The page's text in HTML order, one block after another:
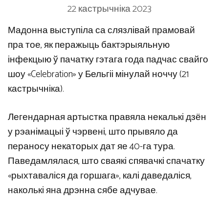
22 кастрычніка 2023
Мадонна выступіла са слязлівай прамовай
пра тое, як перажыць бактэрыяльную
інфекцыю ў пачатку гэтага года падчас свайго
шоу «Celebration» у Бельгіі мінулай ноччу (21
кастрычніка).
Легендарная артыстка правяла некалькі дзён
у рэанімацыі ў чэрвені, што прывяло да
пераносу некаторых дат яе 40-га тура.
Паведамлялася, што сваякі спявачкі спачатку
«рыхтаваліся да горшага», калі даведаліся,
наколькі яна дрэнна сябе адчувае.